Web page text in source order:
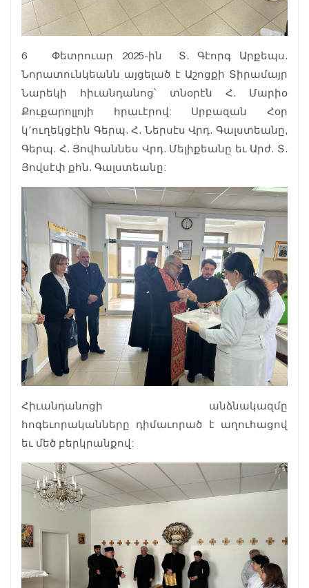
6 Փետրուար 2025-ին Տ. Գէորգ Արքեպս.
Նորատունկեանն այցելած է Աշոցքի Տիրամայր
Նարեկի հիւանդանոց՝ տնօրէն Հ. Մարիօ
Քուքարոլլոյի հրաւէրով: Սրբազան Հօր
կ՚ուղեկցէին Գերպ. Հ. Ներսէս Վրդ. Գալստեանը,
Գերպ. Հ. Յովհաննես Վրդ. Մելիքեանը եւ Արժ. Տ.
Յովսէփ քհն. Գալստեանը:
Հիւանդանոցի անձնակազմը
հոգեւորականները դիմաւորած է աղուհացով
եւ մեծ բերկրանքով: